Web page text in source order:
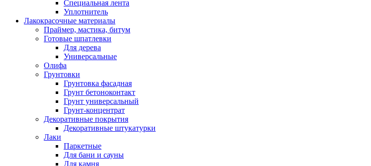
Специальная лента
Уплотнитель
Лакокрасочные материалы
Праймер, мастика, битум
Готовые шпатлевки
Для дерева
Универсальные
Олифа
Грунтовки
Грунтовка фасадная
Грунт бетоноконтакт
Грунт универсальный
Грунт-концентрат
Декоративные покрытия
Декоративные штукатурки
Лаки
Паркетные
Для бани и сауны
Для камня